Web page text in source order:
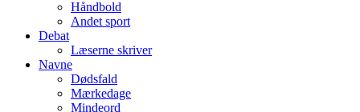
Håndbold
Andet sport
Debat
Læserne skriver
Navne
Dødsfald
Mærkedage
Mindeord